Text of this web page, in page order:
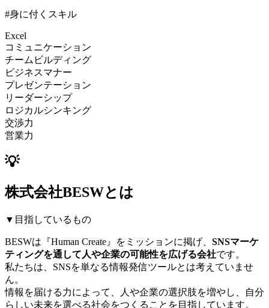
#身に付くスキル
Excel
コミュニケーション
チームビルディング
ビジネスマナー
プレゼンテーション
リーダーシップ
ロジカルシンキング
交渉力
営業力
💡
株式会社BESWとは
▼目指しているもの
BESWは『Human Create』をミッションに掲げ、 SNSマーケ
ティングを通して人や企業の可能性を広げる会社です。
私たちは、SNSを単なる情報発信ツールとは考えていませ
ん。
情報を届ける力によって、人や企業の選択肢を増やし、自分
らしい未来を選べる社会をつくることを目指しています。